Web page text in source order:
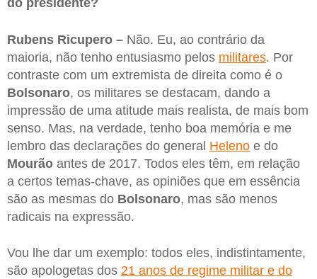
Rubens Ricupero – Não. Eu, ao contrário da
maioria, não tenho entusiasmo pelos militares. Por
contraste com um extremista de direita como é o
Bolsonaro, os militares se destacam, dando a
impressão de uma atitude mais realista, de mais bom
senso. Mas, na verdade, tenho boa memória e me
lembro das declarações do general Heleno e do
Mourão antes de 2017. Todos eles têm, em relação
a certos temas-chave, as opiniões que em essência
são as mesmas do Bolsonaro, mas são menos
radicais na expressão.
Vou lhe dar um exemplo: todos eles, indistintamente,
são apologetas dos 21 anos de regime militar e do